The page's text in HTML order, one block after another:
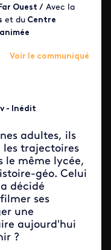
Ouest / Avec la
et du Centre
Voir le communiqué
- Inédit
adultes, ils
les trajectoires
le même lycée,
géo. Celui
décidé
ses
une
aujourd'hui
?